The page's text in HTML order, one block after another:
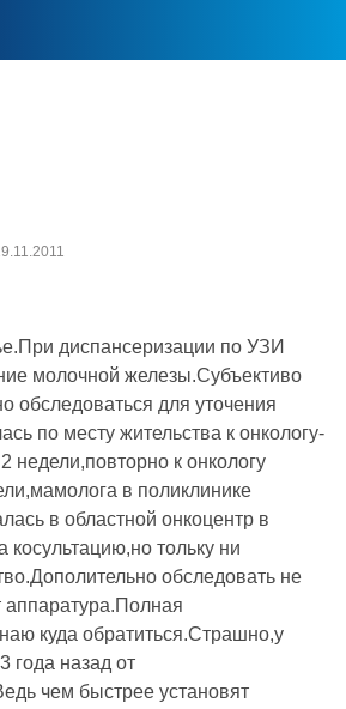
диспансеризации по УЗИ
молочной железы.Субъективо
обследоваться для уточения
по месту жительства к онкологу-
недели,повторно к онкологу
в поликлинике
в областной онкоцентр в
тольку ни
обследовать не
аппаратура.Полная
куда обратиться.Страшно,у
года назад от
чем быстрее установят